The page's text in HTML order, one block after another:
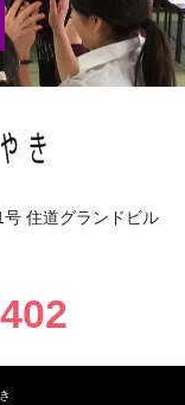
住道グランドビル